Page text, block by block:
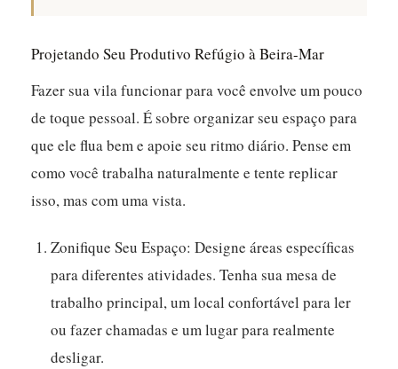
Projetando Seu Produtivo Refúgio à Beira-Mar
Fazer sua vila funcionar para você envolve um pouco
de toque pessoal. É sobre organizar seu espaço para
que ele flua bem e apoie seu ritmo diário. Pense em
como você trabalha naturalmente e tente replicar
isso, mas com uma vista.
Zonifique Seu Espaço: Designe áreas específicas
para diferentes atividades. Tenha sua mesa de
trabalho principal, um local confortável para ler
ou fazer chamadas e um lugar para realmente
desligar.